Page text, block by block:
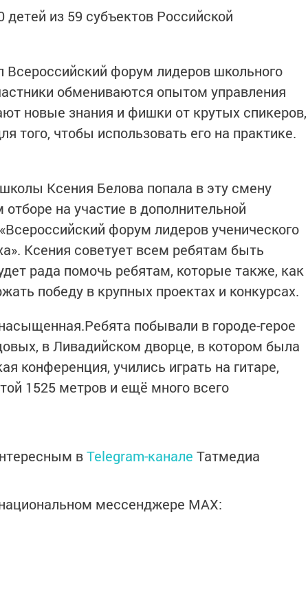
из 59 субъектов Российской
форум лидеров школьного
обмениваются опытом управления
новые знания и фишки от крутых спикеров,
того, чтобы использовать его на практике.
Ксения Белова попала в эту смену
на участие в дополнительной
форум лидеров ученического
Ксения советует всем ребятам быть
рада помочь ребятам, которые также, как
победу в крупных проектах и конкурсах.
побывали в городе-герое
в Ливадийском дворце, в котором была
конференция, учились играть на гитаре,
1525 метров и ещё много всего
вTelegram-канале Татмедиа
мессенджере MАХ: